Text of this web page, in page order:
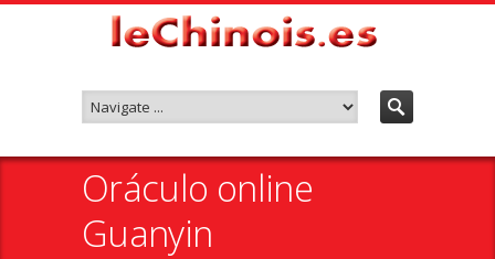
Oráculo online
Guanyin